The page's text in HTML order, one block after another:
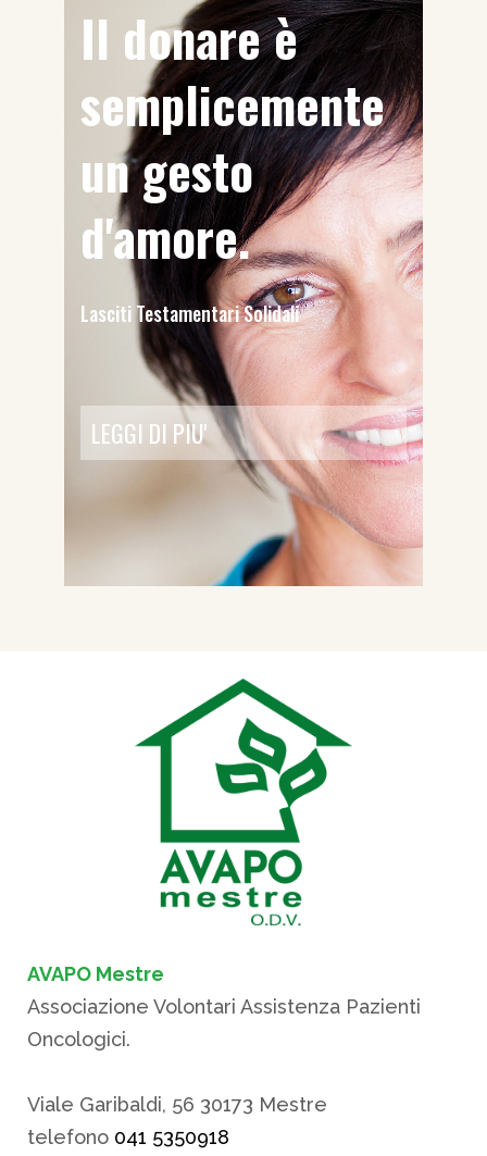
Il donare è
semplicemente
un gesto
d'amore.
Lasciti Testamentari Solidali
LEGGI DI PIU'
AVAPO Mestre
Associazione Volontari Assistenza Pazienti
Oncologici.
Viale Garibaldi, 56 30173 Mestre
telefono 041 5350918